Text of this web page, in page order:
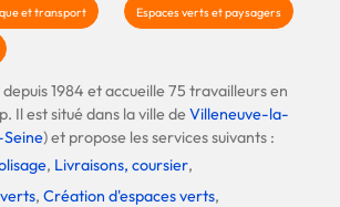
et transport Espaces verts et paysagers
1984 et accueille 75 travailleurs en
Il est situé dans la ville deVilleneuve-la-
) et propose les services suivants :
, Livraisons, coursier,
, Création d'espaces verts,